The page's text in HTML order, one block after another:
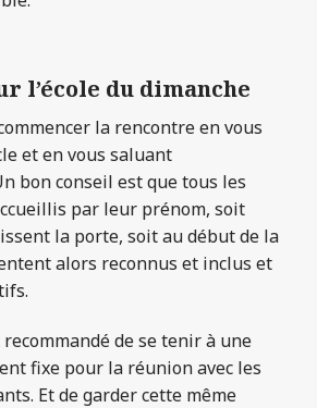
l’école du dimanche
la rencontre en vous
et en vous saluant
bon conseil est que tous les
par leur prénom, soit
la porte, soit au début de la
alors reconnus et inclus et
de se tenir à une
fixe pour la réunion avec les
Et de garder cette même